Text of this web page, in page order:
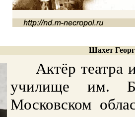
Шахет
Актёр театра и
училище им.
Московском